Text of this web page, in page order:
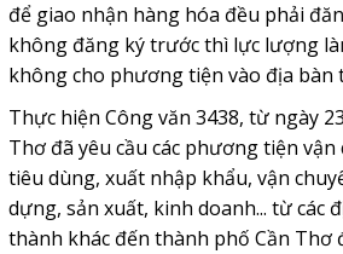
để giao nhận hàng hóa đều phải
không đăng ký trước thì lực lượng
không cho phương tiện vào địa bàn
Thực hiện Công văn 3438, từ ngày
Thơ đã yêu cầu các phương tiện
tiêu dùng, xuất nhập khẩu, vận
dựng, sản xuất, kinh doanh... từ các
thành khác đến thành phố Cần Thơ